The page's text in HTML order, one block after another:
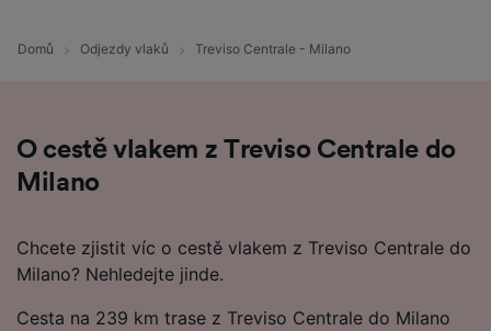
Domů Odjezdy vlaků Treviso Centrale - Milano
O cestě vlakem z Treviso Centrale do
Milano
Chcete zjistit víc o cestě vlakem z Treviso Centrale do
Milano? Nehledejte jinde.
Cesta na 239 km trase z Treviso Centrale do Milano